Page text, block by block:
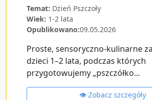
Temat: Dzień Pszczoły
Wiek: 1-2 lata
Opublikowano:09.05.2026
Proste, sensoryczno-kulinarne
dzieci 1–2 lata, podczas których
przygotowujemy „pszczółko...
👁️ Zobacz szczegóły